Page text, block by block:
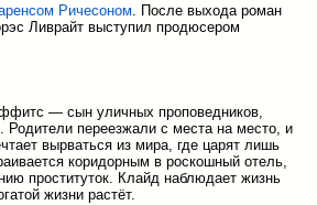
Ричесоном. После выхода роман
Ливрайт выступил продюсером
— сын уличных проповедников,
Родители переезжали с места на место, и
вырваться из мира, где царят лишь
коридорным в роскошный отель,
проституток. Клайд наблюдает жизнь
жизни растёт.